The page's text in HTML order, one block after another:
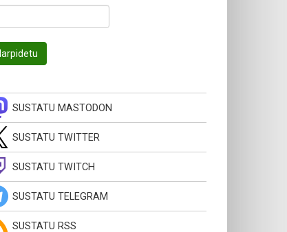
SUSTATU MASTODON
SUSTATU TWITTER
SUSTATU TWITCH
SUSTATU TELEGRAM
SUSTATU RSS